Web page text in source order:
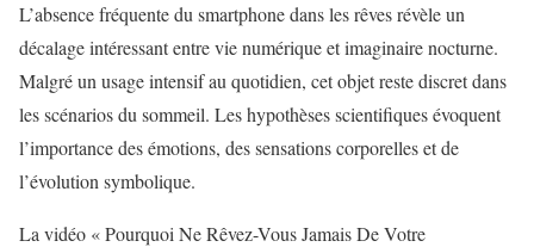
L’absence fréquente du smartphone dans les rêves révèle un
décalage intéressant entre vie numérique et imaginaire nocturne.
Malgré un usage intensif au quotidien, cet objet reste discret dans
les scénarios du sommeil. Les hypothèses scientifiques évoquent
l’importance des émotions, des sensations corporelles et de
l’évolution symbolique.
La vidéo « Pourquoi Ne Rêvez-Vous Jamais De Votre